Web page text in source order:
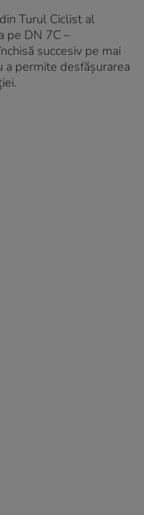
Turul Ciclist al
pe DN 7C –
succesiv pe mai
permite desfășurarea